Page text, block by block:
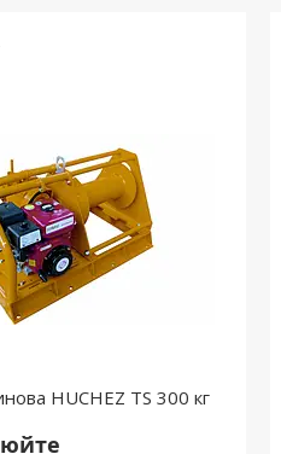
HUCHEZ TS 300 кг